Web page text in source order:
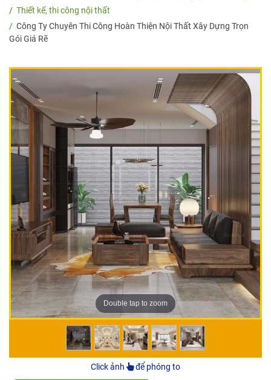
Thiết kế, thi công nội thất
Công Ty Chuyên Thi Công Hoàn Thiện Nội Thất Xây Dựng Trọn
Gói Giá Rẽ
Double tap to zoom
Click ảnh để phóng to